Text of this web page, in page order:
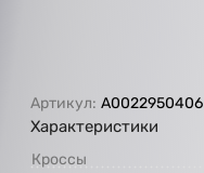
Артикул: A0022950406
Характеристики
Кроссы